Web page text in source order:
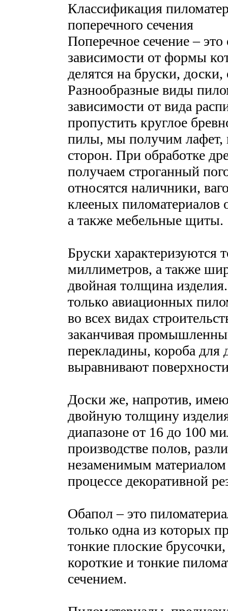
Классификация
поперечного сечения
Поперечное сечение –
зависимости от формы
делятся на бруски,
Разнообразные виды
зависимости от вида
пропустить круглое
пилы, мы получим лафет,
сторон. При обработке
получаем строганный
относятся наличники,
клееных пиломатериалов
а также мебельные щиты.
Бруски
миллиметров, а также
двойная толщина
только авиационных
во всех видах
заканчивая
перекладины, короба
выравнивают
Доски же, напротив,
двойную толщину
диапазоне от 16 до 100
производстве полов,
незаменимым
процессе декоративной
Обапол – это
только одна из которых
тонкие плоские
короткие и тонкие
сечением.